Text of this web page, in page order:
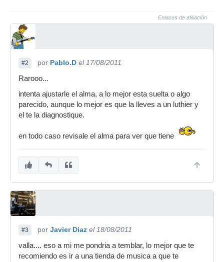
Enlaces de afiliación
#2 por Pablo.D el 17/08/2011
Rarooo...
intenta ajustarle el alma, a lo mejor esta suelta o algo
parecido, aunque lo mejor es que la lleves a un luthier y
el te la diagnostique.
en todo caso revisale el alma para ver que tiene
#3 por Javier Diaz el 18/08/2011
valla.... eso a mi me pondria a temblar, lo mejor que te
recomiendo es ir a una tienda de musica a que te